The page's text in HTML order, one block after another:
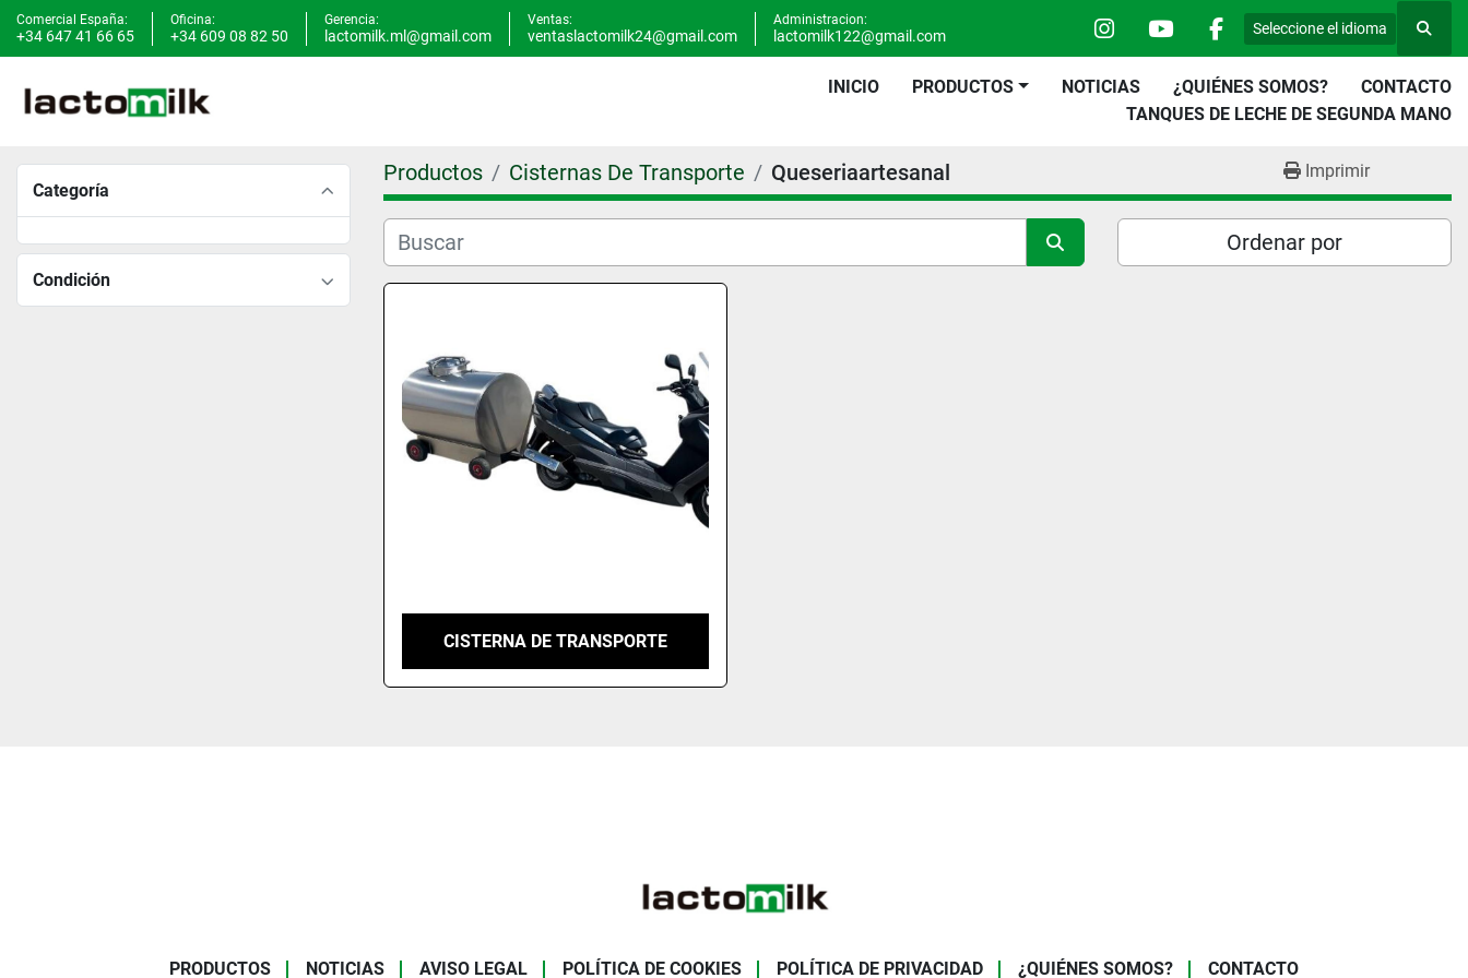
Comercial España:
+34 647 41 66 65
Oficina:
+34 609 08 82 50
Gerencia:
lactomilk.ml@gmail.com
Ventas:
ventaslactomilk24@gmail.com
Administracion:
lactomilk122@gmail.com instagramyoutubefacebook
Seleccione el idioma
INICIO PRODUCTOS NOTICIAS ¿QUIÉNES SOMOS?
CONTACTO
TANQUES DE LECHE DE SEGUNDA MANO
Categoría
Condición
Productos Cisternas De Transporte Queseriaartesanal Imprimir
Ordenar por
CISTERNA DE TRANSPORTE
PRODUCTOS NOTICIAS AVISO LEGAL POLÍTICA DE COOKIES POLÍTICA DE PRIVACIDAD ¿QUIÉNES SOMOS? CONTACTO